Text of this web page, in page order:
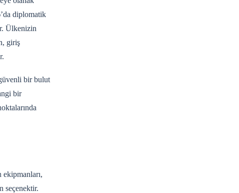
diplomatik
Ülkenizin
giriş
bir bulut
bir
seçenektir.